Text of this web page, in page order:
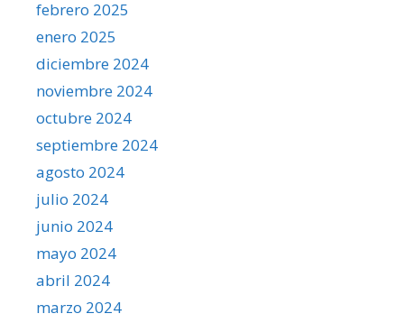
febrero 2025
enero 2025
diciembre 2024
noviembre 2024
octubre 2024
septiembre 2024
agosto 2024
julio 2024
junio 2024
mayo 2024
abril 2024
marzo 2024